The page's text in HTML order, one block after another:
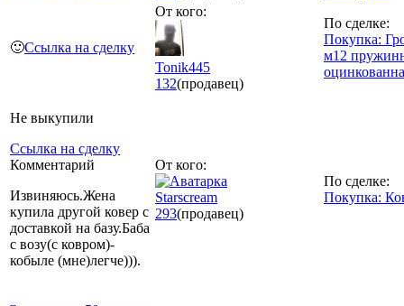
🙂Ссылка на сделку
От кого:
Tonik445
132(продавец)
По сделке:
Покупка:
м12
Не выкупили
Ссылка на сделку
Комментарий
Извиняюсь.Жена
купила другой ковер с
доставкой на базу.Баба
с возу(с ковром)-
кобыле (мне)легче))).
От кого:
Starscream
293(продавец)
По сделке:
Покупка: